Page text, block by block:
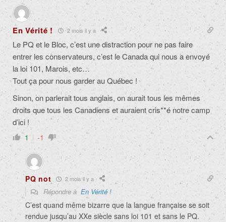
En Vérité ! 2 mois il y a
Le PQ et le Bloc, c’est une distraction pour ne pas faire
entrer les conservateurs, c’est le Canada qui nous a envoyé
la loi 101, Marois, etc…
Tout ça pour nous garder au Québec !
Sinon, on parlerait tous anglais, on aurait tous les mêmes
droits que tous les Canadiens et auraient cris**é notre camp
d’ici !
1 -1
PQ not 2 mois il y a
Répondre à En Vérité !
C’est quand même bizarre que la langue française se soit
rendue jusqu’au XXe siècle sans loi 101 et sans le PQ.